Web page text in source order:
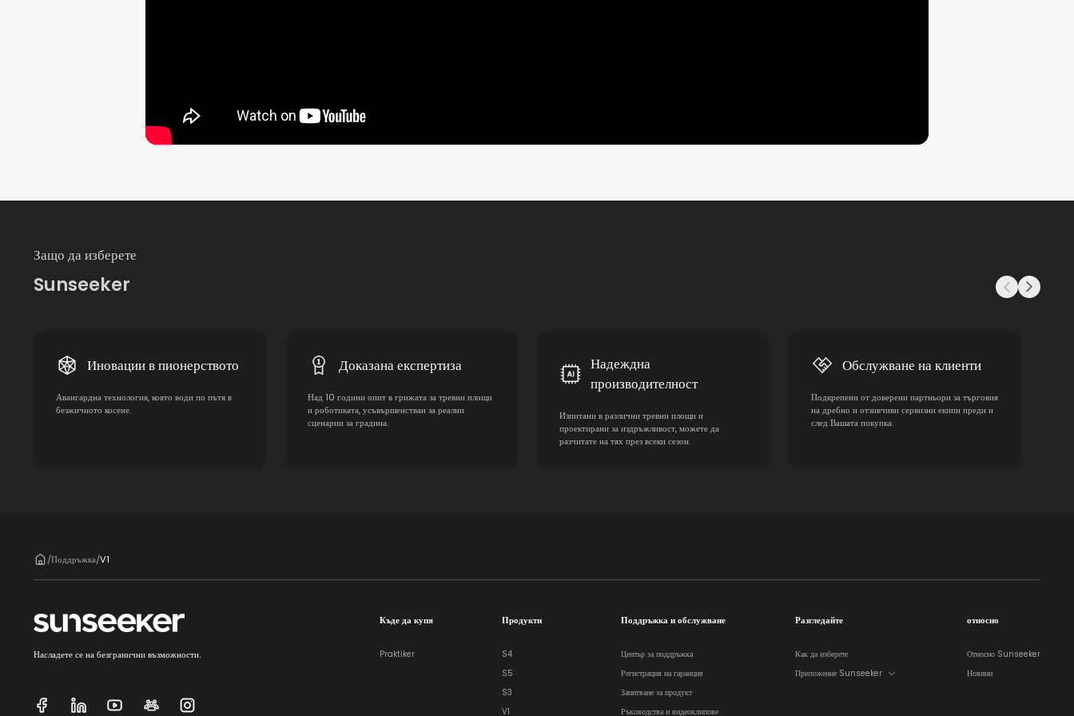
Защо да изберете
Sunseeker
Иновации в пионерството
Авангардна технология, която води по пътя в
безжичното косене.
Доказана експертиза
Над 10 години опит в грижата за тревни площи
и роботиката, усъвършенстван за реални
сценарии за градина.
Надеждна
производителност
Изпитани в различни тревни площи и
проектирани за издръжливост, можете да
разчитате на тях през всеки сезон.
Обслужване на клиенти
Подкрепени от доверени партньори за търговия
на дребно и отзивчиви сервизни екипи преди и
след Вашата покупка.
/Поддръжка/V1
Насладете се на безгранични възможности.
Къде да купя
Praktiker
Продукти
S4
S5
S3
V1
Поддръжка и обслужване
Център за поддръжка
Регистрация на гаранция
Запитване за продукт
Ръководства и видеоклипове
Разгледайте
Как да изберете
Приложение Sunseeker
относно
Относно Sunseeker
Новини